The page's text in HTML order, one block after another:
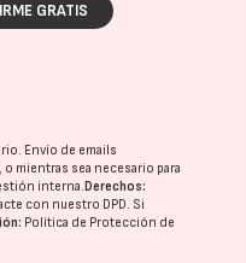
GRATIS
Envío de emails
mientras sea necesario para
interna. Derechos:
con nuestro DPD. Si
Política de Protección de